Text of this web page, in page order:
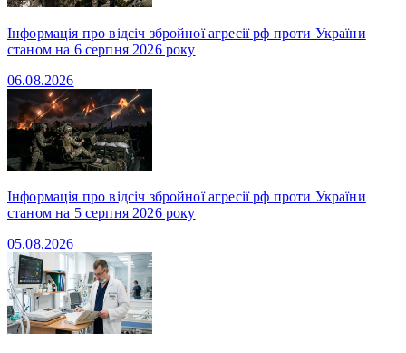
Інформація про відсіч збройної агресії рф проти України
станом на 6 серпня 2026 року
06.08.2026
Інформація про відсіч збройної агресії рф проти України
станом на 5 серпня 2026 року
05.08.2026